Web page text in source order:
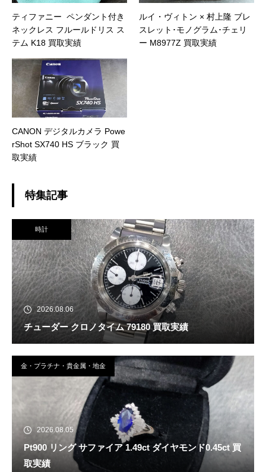
ティファニー ペンダント付き
ネックレス フルールドリス ス
テム K18 買取実績
ルイ・ヴィトン × 村上隆 ブレ
スレット･モノグラム･チェリ
ー M8977Z 買取実績
CANON デジタルカメラ Powe
rShot SX740 HS ブラック 買
取実績
特集記事
時計
2026.08.06
チューダー クロノタイム 79180 買取実績
金・プラチナ・貴金属・地金
2026.08.05
Pt900 リング サファイア 1.49ct ダイヤモンド0.45ct 買
取実績